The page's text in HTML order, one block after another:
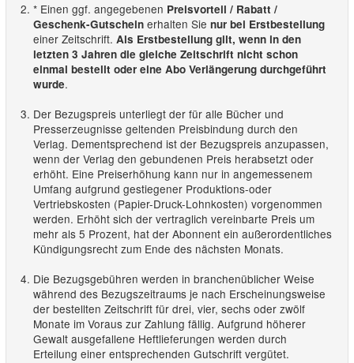
* Einen ggf. angegebenen Preisvorteil / Rabatt /
Geschenk-Gutschein erhalten Sie nur bei Erstbestellung
einer Zeitschrift. Als Erstbestellung gilt, wenn in den
letzten 3 Jahren die gleiche Zeitschrift nicht schon
einmal bestellt oder eine Abo Verlängerung durchgeführt
wurde.
Der Bezugspreis unterliegt der für alle Bücher und
Presserzeugnisse geltenden Preisbindung durch den
Verlag. Dementsprechend ist der Bezugspreis anzupassen,
wenn der Verlag den gebundenen Preis herabsetzt oder
erhöht. Eine Preiserhöhung kann nur in angemessenem
Umfang aufgrund gestiegener Produktions-oder
Vertriebskosten (Papier-Druck-Lohnkosten) vorgenommen
werden. Erhöht sich der vertraglich vereinbarte Preis um
mehr als 5 Prozent, hat der Abonnent ein außerordentliches
Kündigungsrecht zum Ende des nächsten Monats.
Die Bezugsgebühren werden in branchenüblicher Weise
während des Bezugszeitraums je nach Erscheinungsweise
der bestellten Zeitschrift für drei, vier, sechs oder zwölf
Monate im Voraus zur Zahlung fällig. Aufgrund höherer
Gewalt ausgefallene Heftlieferungen werden durch
Erteilung einer entsprechenden Gutschrift vergütet.